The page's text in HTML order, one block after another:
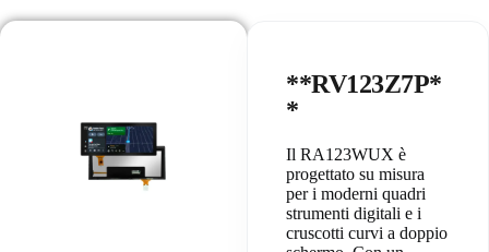
**RV123Z7P*
*
Il RA123WUX è
progettato su misura
per i moderni quadri
strumenti digitali e i
cruscotti curvi a doppio